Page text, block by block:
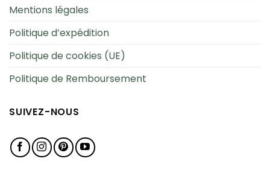
Mentions légales
Politique d’expédition
Politique de cookies (UE)
Politique de Remboursement
SUIVEZ-NOUS